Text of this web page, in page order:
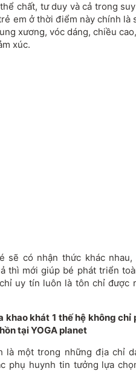
chất, tư duy và cả trong
em ở thời điểm này chính là
xương, vóc dáng, chiều
xúc.
sẽ có nhận thức khác
thì mới giúp bé phát triển
uy tín luôn là tôn chỉ được
khao khát 1 thế hệ không
tại YOGA planet
là một trong những địa chỉ
phụ huynh tin tưởng lựa